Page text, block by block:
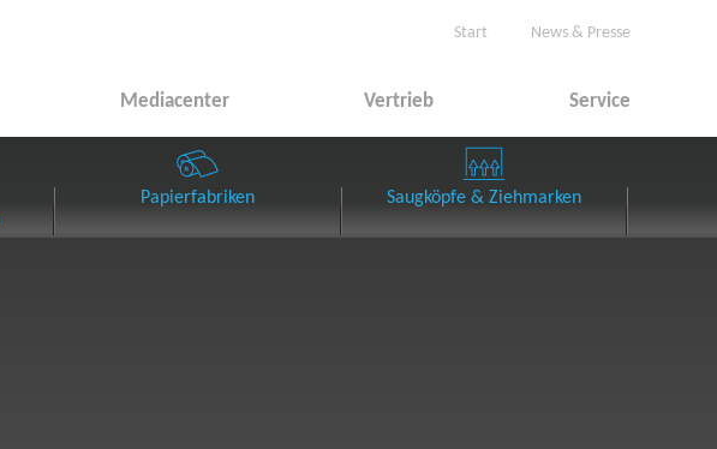
Start News & Presse
Mediacenter Vertrieb Service
Papierfabriken Saugköpfe & Ziehmarken